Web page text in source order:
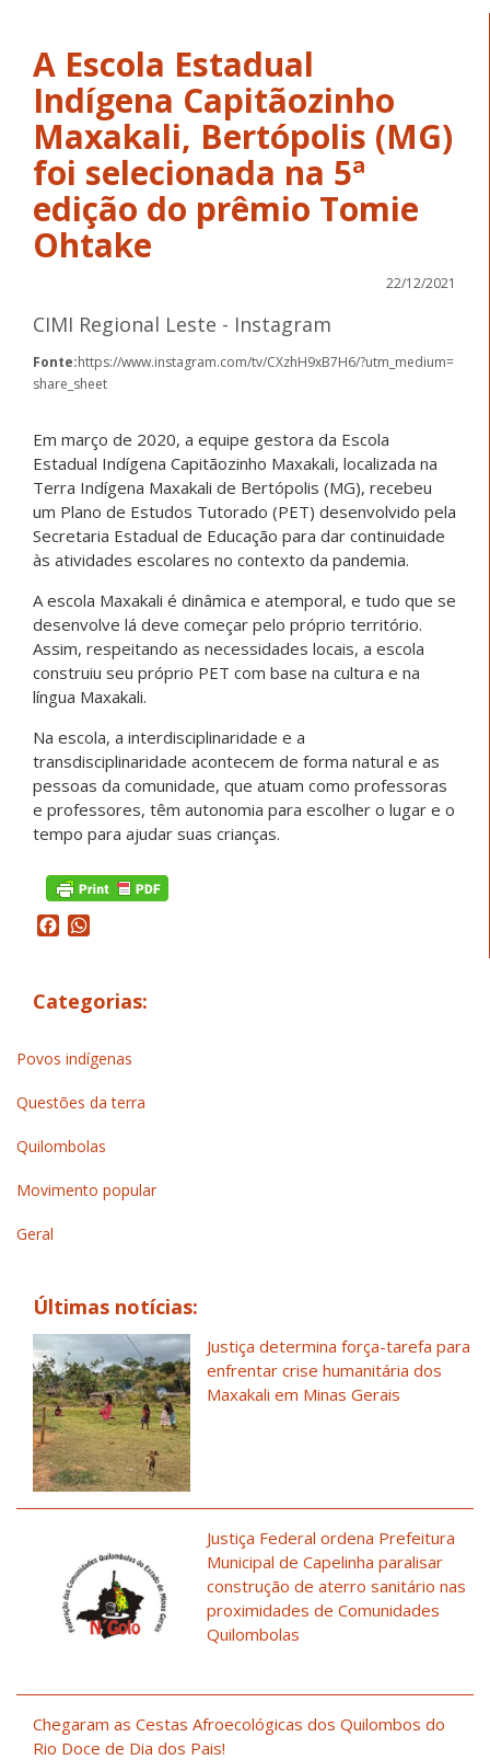
A Escola Estadual
Indígena Capitãozinho
Maxakali, Bertópolis (MG)
foi selecionada na 5ª
edição do prêmio Tomie
Ohtake
22/12/2021
CIMI Regional Leste - Instagram
Fonte:https://www.instagram.com/tv/CXzhH9xB7H6/?utm_medium=
share_sheet
Em março de 2020, a equipe gestora da Escola
Estadual Indígena Capitãozinho Maxakali, localizada na
Terra Indígena Maxakali de Bertópolis (MG), recebeu
um Plano de Estudos Tutorado (PET) desenvolvido pela
Secretaria Estadual de Educação para dar continuidade
às atividades escolares no contexto da pandemia.
A escola Maxakali é dinâmica e atemporal, e tudo que se
desenvolve lá deve começar pelo próprio território.
Assim, respeitando as necessidades locais, a escola
construiu seu próprio PET com base na cultura e na
língua Maxakali.
Na escola, a interdisciplinaridade e a
transdisciplinaridade acontecem de forma natural e as
pessoas da comunidade, que atuam como professoras
e professores, têm autonomia para escolher o lugar e o
tempo para ajudar suas crianças.
Facebook
Categorias:
Povos indígenas
Questões da terra
Quilombolas
Movimento popular
Geral
Últimas notícias:
Justiça determina força-tarefa para
enfrentar crise humanitária dos
Maxakali em Minas Gerais
Justiça Federal ordena Prefeitura
Municipal de Capelinha paralisar
construção de aterro sanitário nas
proximidades de Comunidades
Quilombolas
Chegaram as Cestas Afroecológicas dos Quilombos do
Rio Doce de Dia dos Pais!